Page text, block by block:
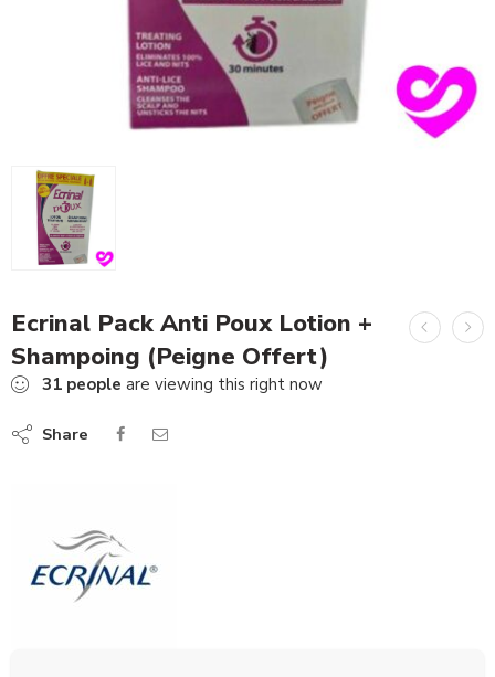
Ecrinal Pack Anti Poux Lotion +
Shampoing (Peigne Offert)
31 people are viewing this right now
Share